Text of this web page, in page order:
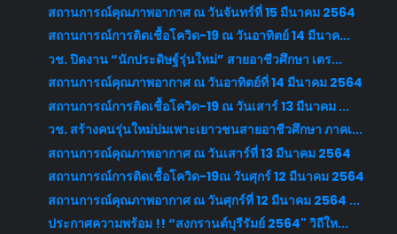
สถานการณ์คุณภาพอากาศ ณ วันจันทร์ที่ 15 มีนาคม 2564
สถานการณ์การติดเชื้อโควิด-19 ณ วันอาทิตย์ 14 มีนาค...
วช. ปิดงาน “นักประดิษฐ์รุ่นใหม่” สายอาชีวศึกษา เตร...
สถานการณ์คุณภาพอากาศ ณ วันอาทิตย์ที่ 14 มีนาคม 2564
สถานการณ์การติดเชื้อโควิด-19 ณ วันเสาร์ 13 มีนาคม ...
วช. สร้างคนรุ่นใหม่บ่มเพาะเยาวชนสายอาชีวศึกษา ภาคเ...
สถานการณ์คุณภาพอากาศ ณ วันเสาร์ที่ 13 มีนาคม 2564
สถานการณ์การติดเชื้อโควิด-19ณ วันศุกร์ 12 มีนาคม 2564
สถานการณ์คุณภาพอากาศ ณ วันศุกร์ที่ 12 มีนาคม 2564 ...
ประกาศความพร้อม !! “สงกรานต์บุรีรัมย์ 2564" วิถีให...